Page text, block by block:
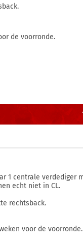
de voorronde.
1 centrale verdediger
echt niet in CL.
rechtsback.
voor de voorronde.